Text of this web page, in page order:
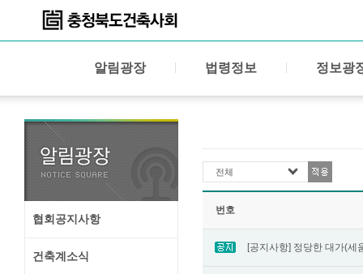
알림광장 법령정보 정보광
협회공지사항
건축계소식
전체
번호
[공지사항] 정당한 대가(세